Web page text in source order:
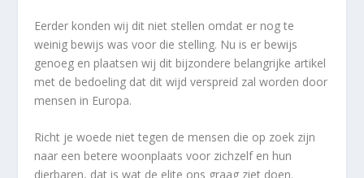
Eerder konden wij dit niet stellen omdat er nog te
weinig bewijs was voor die stelling. Nu is er bewijs
genoeg en plaatsen wij dit bijzondere belangrijke artikel
met de bedoeling dat dit wijd verspreid zal worden door
mensen in Europa.
Richt je woede niet tegen de mensen die op zoek zijn
naar een betere woonplaats voor zichzelf en hun
dierbaren, dat is wat de elite ons graag ziet doen.